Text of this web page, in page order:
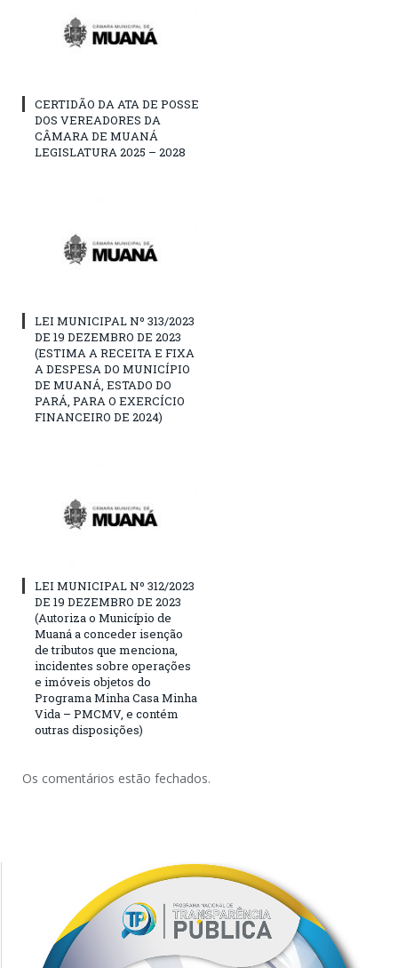
CERTIDÃO DA ATA DE POSSE
DOS VEREADORES DA
CÂMARA DE MUANÁ
LEGISLATURA 2025 – 2028
LEI MUNICIPAL Nº 313/2023
DE 19 DEZEMBRO DE 2023
(ESTIMA A RECEITA E FIXA
A DESPESA DO MUNICÍPIO
DE MUANÁ, ESTADO DO
PARÁ, PARA O EXERCÍCIO
FINANCEIRO DE 2024)
LEI MUNICIPAL Nº 312/2023
DE 19 DEZEMBRO DE 2023
(Autoriza o Município de
Muaná a conceder isenção
de tributos que menciona,
incidentes sobre operações
e imóveis objetos do
Programa Minha Casa Minha
Vida – PMCMV, e contém
outras disposições)
Os comentários estão fechados.